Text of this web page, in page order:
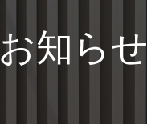
お知らせ